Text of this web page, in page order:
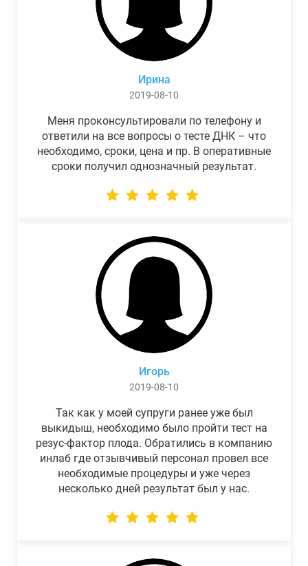
Ирина
2019-08-10
Меня проконсультировали по телефону и
ответили на все вопросы о тесте ДНК – что
необходимо, сроки, цена и пр. В оперативные
сроки получил однозначный результат.
Игорь
2019-08-10
Так как у моей супруги ранее уже был
выкидыш, необходимо было пройти тест на
резус-фактор плода. Обратились в компанию
инлаб где отзывчивый персонал провел все
необходимые процедуры и уже через
несколько дней результат был у нас.